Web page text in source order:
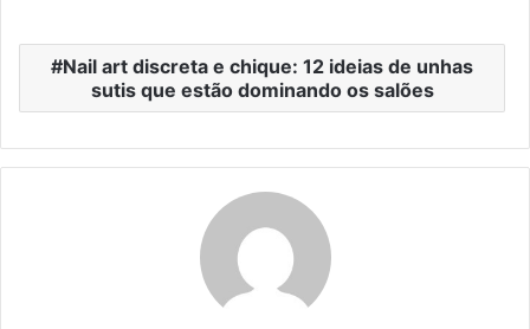
Nail art discreta e chique: 12 ideias de unhas
sutis que estão dominando os salões